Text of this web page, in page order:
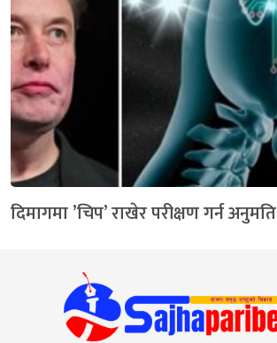
दिमागमा ’चिप’ राखेर परीक्षण गर्न अनुमति